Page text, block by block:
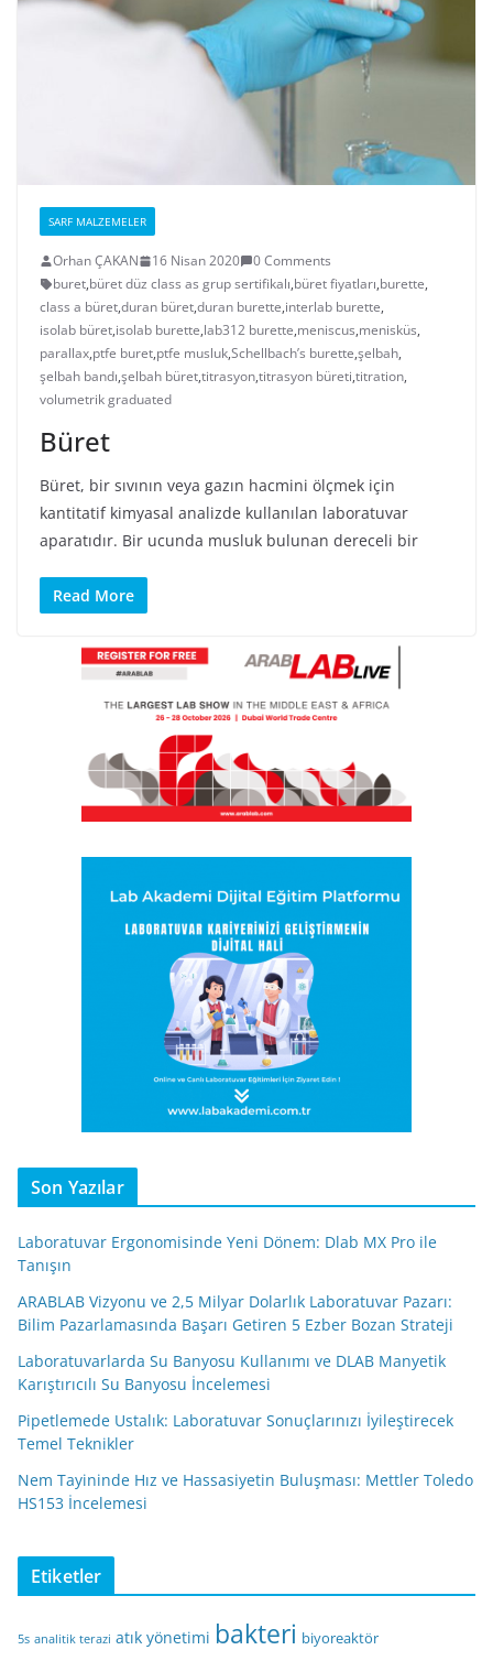
SARF MALZEMELER
Orhan ÇAKAN 16 Nisan 2020
0 Comments
buret,büret düz class as grup sertifikalı,büret fiyatları,burette,
class a büret,duran büret,duran burette,interlab burette,
isolab büret,isolab burette,lab312 burette,meniscus,menisküs,
parallax,ptfe buret,ptfe musluk,Schellbach’s burette,şelbah,
şelbah bandı,şelbah büret,titrasyon,titrasyon büreti,titration,
volumetrik graduated
Büret
Büret, bir sıvının veya gazın hacmini ölçmek için
kantitatif kimyasal analizde kullanılan laboratuvar
aparatıdır. Bir ucunda musluk bulunan dereceli bir
Read More
Son Yazılar
Laboratuvar Ergonomisinde Yeni Dönem: Dlab MX Pro ile
Tanışın
ARABLAB Vizyonu ve 2,5 Milyar Dolarlık Laboratuvar Pazarı:
Bilim Pazarlamasında Başarı Getiren 5 Ezber Bozan Strateji
Laboratuvarlarda Su Banyosu Kullanımı ve DLAB Manyetik
Karıştırıcılı Su Banyosu İncelemesi
Pipetlemede Ustalık: Laboratuvar Sonuçlarınızı İyileştirecek
Temel Teknikler
Nem Tayininde Hız ve Hassasiyetin Buluşması: Mettler Toledo
HS153 İncelemesi
Etiketler
5s analitik terazi atık yönetimi bakteri biyoreaktör